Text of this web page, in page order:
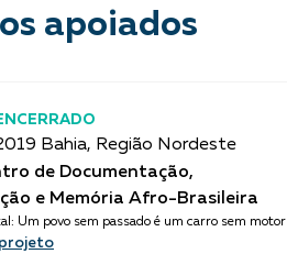
apoiados
Bahia, Região Nordeste
de Documentação,
e Memória Afro-Brasileira
Um povo sem passado é um carro sem motor